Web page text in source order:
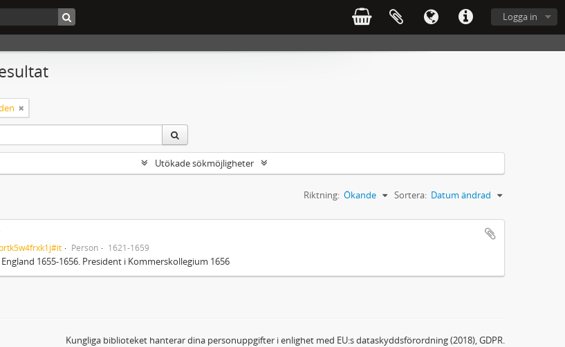
Logga in
Utökade sökmöjligheter
Sortera: Datum ändrad
Riktning: Ökande
Person 1621-1659
1655-1656. President i Kommerskollegium 1656
Kungliga biblioteket hanterar dina personuppgifter i enlighet med EU:s dataskyddsförordning (2018), GDPR.